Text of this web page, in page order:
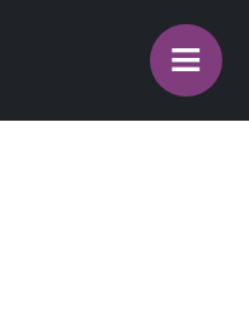
≡